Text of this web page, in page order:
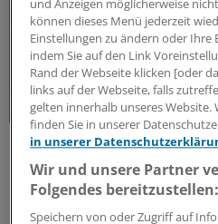
50 Jahre Jung-Preis
Freiheit als
Fortschritt
Seit 50 Jahren zeichnet die
und Anzeigen möglicherweise
können dieses Menü jederzeit
Einstellungen zu ändern oder Ihre
indem Sie auf den Link
Rand der Webseite klicken [oder
links auf der Webseite, falls
gelten innerhalb unseres
finden Sie in unserer
in unserer
Wir und unsere Partner
Folgendes bereitzustellen:
Speichern von oder Zugriff auf